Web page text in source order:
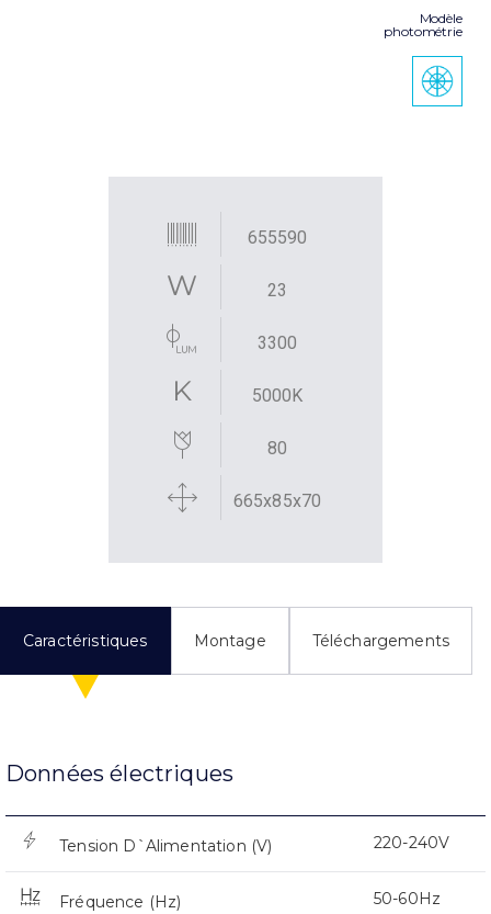
Modèle
photométrie
655590
23
3300
5000K
80
665x85x70
Caractéristiques Montage Téléchargements
Données électriques
Tension D`Alimentation (V) 220-240V
Fréquence (Hz) 50-60Hz